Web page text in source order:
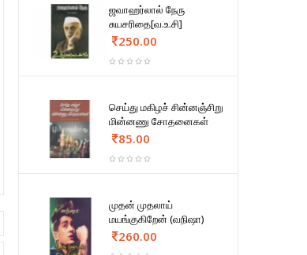
ஜவாஹர்லால் நேரு
சுயசரிதை[வ.உ.சி]
250.00
செய்து மகிழச் சின்னஞ்சிறு
மின்னணு சோதனைகள்
85.00
முதன் முதலாய்
மயங்குகிறேன் (வநிஷா)
260.00